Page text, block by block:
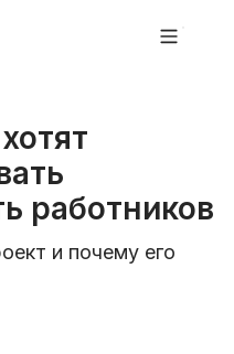
работников
и почему его